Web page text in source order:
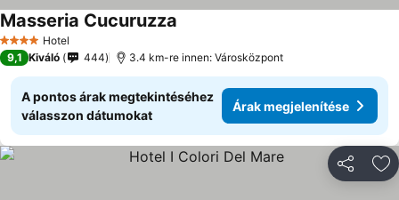
4 KategóriaHotel
Masseria Cucuruzza
9,1 Kiváló 444 3.4 km-re innen: Városközpont
A pontos árak megtekintéséhez
válasszon dátumokat
Árak megjelenítése